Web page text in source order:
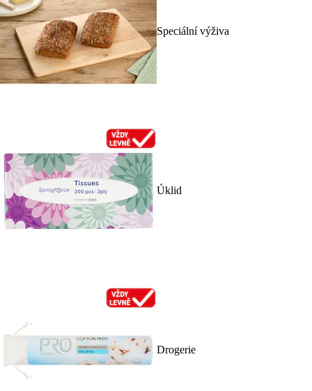
Speciální výživa
Úklid
Drogerie